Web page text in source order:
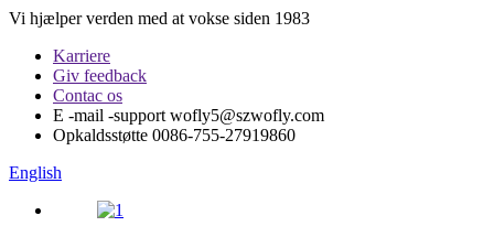
Vi hjælper verden med at vokse siden 1983
Karriere
Giv feedback
Contac os
E -mail -support wofly5@szwofly.com
Opkaldsstøtte 0086-755-27919860
English